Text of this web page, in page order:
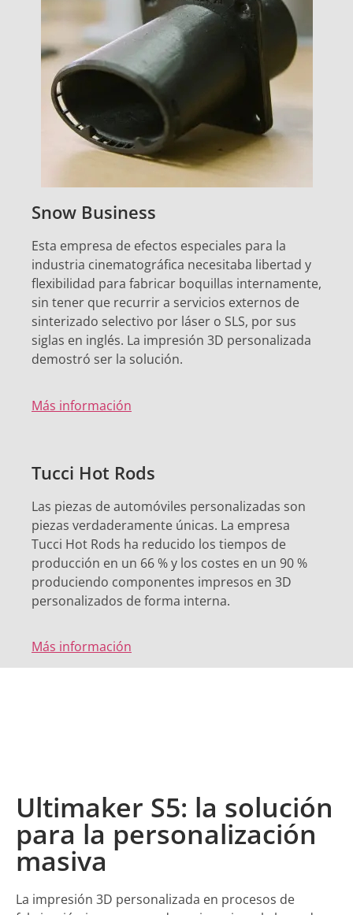
Snow Business
Esta empresa de efectos especiales para la
industria cinematográfica necesitaba libertad y
flexibilidad para fabricar boquillas internamente,
sin tener que recurrir a servicios externos de
sinterizado selectivo por láser o SLS, por sus
siglas en inglés. La impresión 3D personalizada
demostró ser la solución.
Más información
Tucci Hot Rods
Las piezas de automóviles personalizadas son
piezas verdaderamente únicas. La empresa
Tucci Hot Rods ha reducido los tiempos de
producción en un 66 % y los costes en un 90 %
produciendo componentes impresos en 3D
personalizados de forma interna.
Más información
Ultimaker S5: la solución
para la personalización
masiva
La impresión 3D personalizada en procesos de